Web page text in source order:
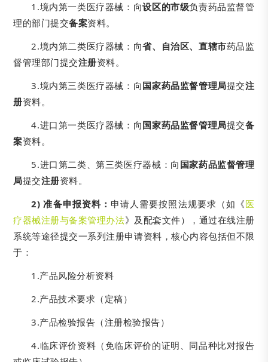
1.境内第一类医疗器械：向设区的市级负责药品监督管
理的部门提交备案资料。
2.境内第二类医疗器械：向省、自治区、直辖市药品监
督管理部门提交注册资料。
3.境内第三类医疗器械：向国家药品监督管理局提交注
册资料。
4.进口第一类医疗器械：向国家药品监督管理局提交备
案资料。
5.进口第二类、第三类医疗器械：向 国家药品监督管理
局提交注册资料。
2) 准备申报资料： 申请人需要按照法规要求（如《医
疗器械注册与备案管理办法》及配套文件），通过在线注册
系统等途径提交一系列注册申请资料，核心内容包括但不限
于：
1.产品风险分析资料
2.产品技术要求（定稿）
3.产品检验报告（注册检验报告）
4.临床评价资料（免临床评价的证明、同品种比对报告